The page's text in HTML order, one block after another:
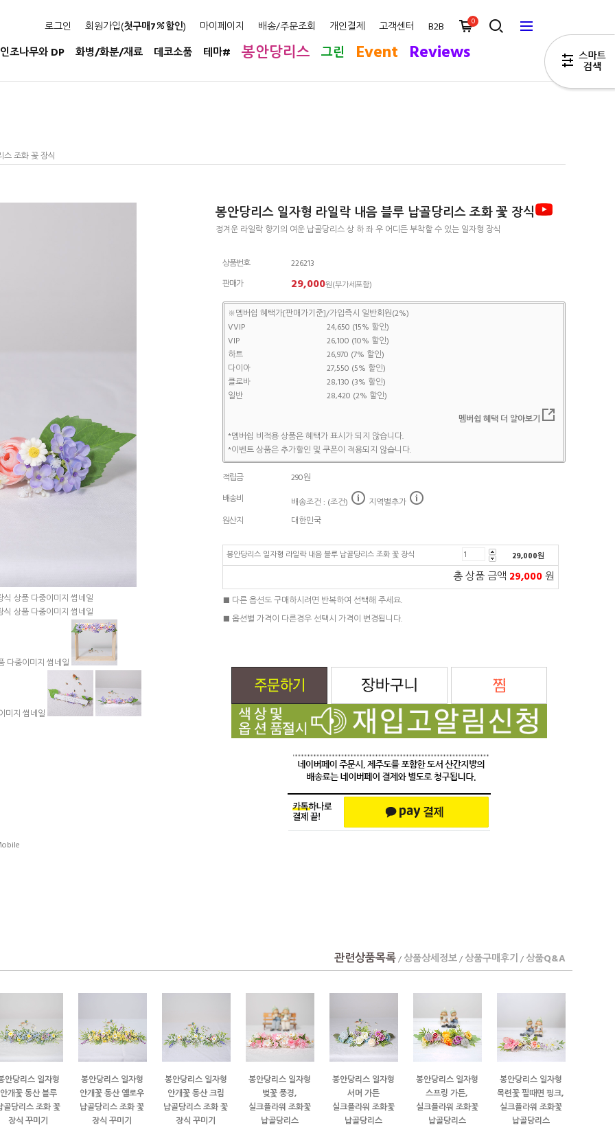
로그인 회원가입(첫구매7 할인) 마이페이지 배송/주문조회 개인결제 고객센터 B2B 0
인조나무와 DP 화병/화분/재료 데코소품 테마# 봉안당리스 그린 Event Reviews
조화 꽃 장식
봉안당리스 일자형 라일락 내음 블루 납골당리스 조화 꽃 장식
정겨운 라일락 향기의 여운 납골당리스 상 하 좌 우 어디든 부착할 수 있는 일자형 장식
상품번호
226213
판매가
29,000원(부가세포함)
※멤버쉽 혜택가[판매가기준]/가입즉시 일반회원(2%)
VVIP
24,650 (15% 할인)
VIP
26,100 (10% 할인)
하트
26,970 (7% 할인)
다이아
27,550 (5% 할인)
클로바
28,130 (3% 할인)
일반
28,420 (2% 할인)
멤버쉽 혜택 더 알아보기
*멤버쉽 비적용 상품은 혜택가 표시가 되지 않습니다.
*이벤트 상품은 추가할인 및 쿠폰이 적용되지 않습니다.
적립금
290원
배송비
배송조건 : (조건)
지역별추가
원산지
대한민국
봉안당리스 일자형 라일락 내음 블루 납골당리스 조화 꽃 장식 29,000원
총 상품 금액 29,000원
■ 다른 옵션도 구매하시려면 반복하여 선택해 주세요.
■ 옵션별 가격이 다른경우 선택시 가격이 변경됩니다.
관련상품목록/ 상품상세정보/ 상품구매후기 / 상품Q&A
안당리스 일자형
안개꽃 동산 블루
골당리스 조화 꽃
장식 꾸미기
봉안당리스 일자형
안개꽃 동산 옐로우
납골당리스 조화 꽃
장식 꾸미기
봉안당리스 일자형
안개꽃 동산 크림
납골당리스 조화 꽃
장식 꾸미기
봉안당리스 일자형
벚꽃 풍경,
실크플라워 조화꽃
납골당리스
봉안당리스 일자형
서머 가든
실크플라워 조화꽃
납골당리스
봉안당리스 일자형
스프링 가든,
실크플라워 조화꽃
납골당리스
봉안당리스 일자형
목련꽃 필때면 핑크,
실크플라워 조화꽃
납골당리스